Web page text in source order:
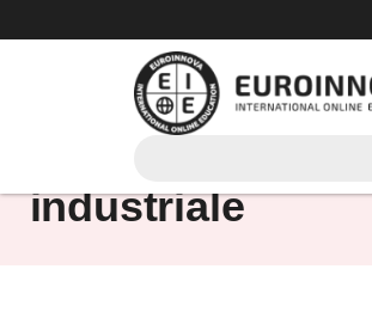
al
corso di
industriale